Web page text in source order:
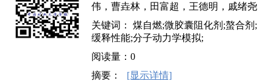
伟，曹垚林，田富超，王德明，戚绪尧
关键词： 煤自燃;微胶囊阻化剂;螯合剂;
缓释性能;分子动力学模拟;
阅读量：0
摘要：
[显示详情]